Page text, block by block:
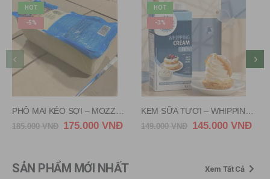
HOT
-3%
149.000VNĐ 145.000 VNĐ
HOT
-20%
10.700VNĐ 8.600VNĐ
SẢN PHẨM MỚI NHẤT Xem Tất Cả